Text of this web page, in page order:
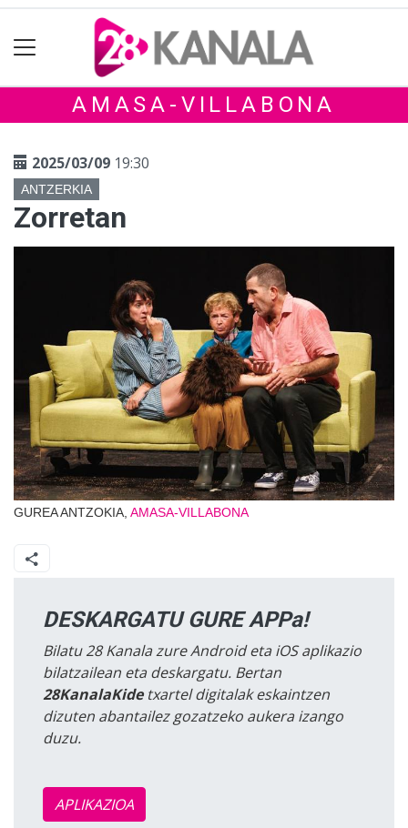
AMASA-VILLABONA
2025/03/09 19:30
ANTZERKIA
Zorretan
GUREA ANTZOKIA, AMASA-VILLABONA
DESKARGATU GURE APPa!
Bilatu 28 Kanala zure Android eta iOS aplikazio
bilatzailean eta deskargatu. Bertan
28KanalaKidetxartel digitalak eskaintzen
dizuten abantailez gozatzeko aukera izango
duzu.
APLIKAZIOA